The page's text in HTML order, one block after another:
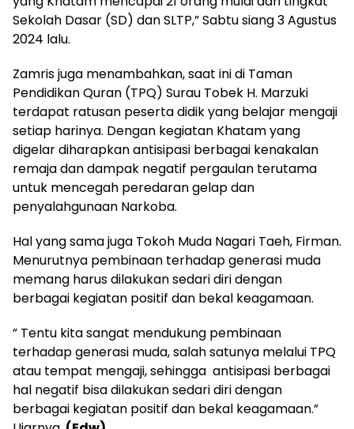
Sekolah Dasar (SD) dan SLTP,” Sabtu siang 3 Agustus
2024 lalu.
Zamris juga menambahkan, saat ini di Taman
Pendidikan Quran (TPQ) Surau Tobek H. Marzuki
terdapat ratusan peserta didik yang belajar mengaji
setiap harinya. Dengan kegiatan Khatam yang
digelar diharapkan antisipasi berbagai kenakalan
remaja dan dampak negatif pergaulan terutama
untuk mencegah peredaran gelap dan
penyalahgunaan Narkoba.
Hal yang sama juga Tokoh Muda Nagari Taeh, Firman.
Menurutnya pembinaan terhadap generasi muda
memang harus dilakukan sedari diri dengan
berbagai kegiatan positif dan bekal keagamaan.
” Tentu kita sangat mendukung pembinaan
terhadap generasi muda, salah satunya melalui TPQ
atau tempat mengaji, sehingga antisipasi berbagai
hal negatif bisa dilakukan sedari diri dengan
berbagai kegiatan positif dan bekal keagamaan.”